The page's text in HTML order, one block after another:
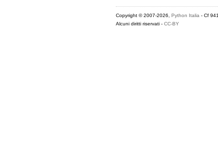
Copyright © 2007-2026, Python Italia- Cf
Alcuni diritti riservati - CC-BY